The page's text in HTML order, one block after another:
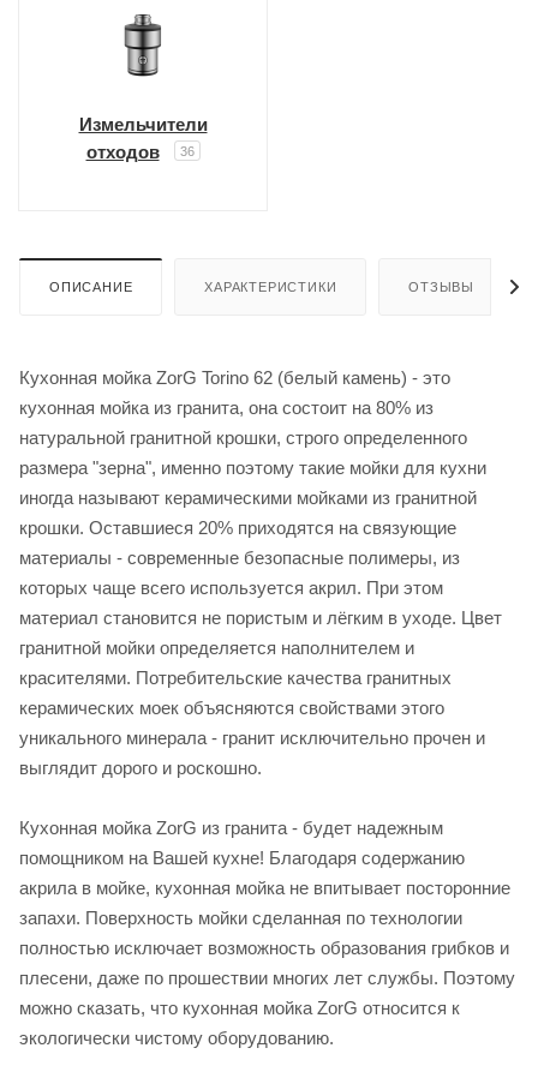
Измельчители
отходов
36
ОПИСАНИЕ ХАРАКТЕРИСТИКИ ОТЗЫВЫ
Кухонная мойка ZorG Torino 62 (белый камень) - это
кухонная мойка из гранита, она состоит на 80% из
натуральной гранитной крошки, строго определенного
размера "зерна", именно поэтому такие мойки для кухни
иногда называют керамическими мойками из гранитной
крошки. Оставшиеся 20% приходятся на связующие
материалы - современные безопасные полимеры, из
которых чаще всего используется акрил. При этом
материал становится не пористым и лёгким в уходе. Цвет
гранитной мойки определяется наполнителем и
красителями. Потребительские качества гранитных
керамических моек объясняются свойствами этого
уникального минерала - гранит исключительно прочен и
выглядит дорого и роскошно.
Кухонная мойка ZorG из гранита - будет надежным
помощником на Вашей кухне! Благодаря содержанию
акрила в мойке, кухонная мойка не впитывает посторонние
запахи. Поверхность мойки сделанная по технологии
полностью исключает возможность образования грибков и
плесени, даже по прошествии многих лет службы. Поэтому
можно сказать, что кухонная мойка ZorG относится к
экологически чистому оборудованию.